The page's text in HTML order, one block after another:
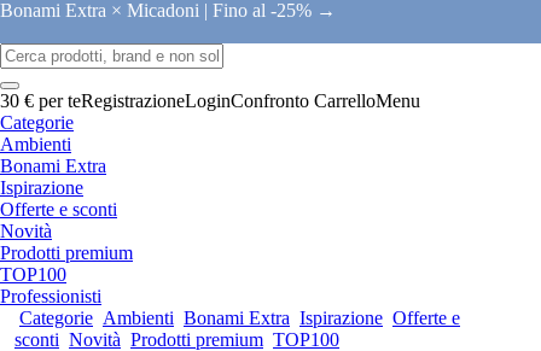
Bonami Extra × Micadoni | Fino al -25% →
30 € per teRegistrazioneLoginConfronto CarrelloMenu
Categorie
Ambienti
Bonami Extra
Ispirazione
Offerte e sconti
Novità
Prodotti premium
TOP100
Professionisti
Categorie Ambienti Bonami Extra Ispirazione Offerte e
sconti Novità Prodotti premium TOP100